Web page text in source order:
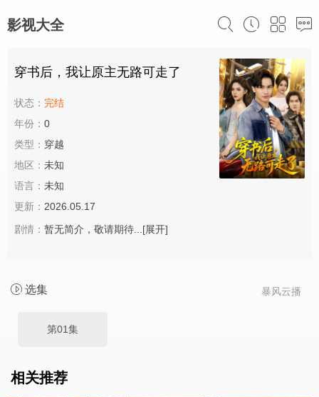
影视大全
穿书后，我让原主无路可走了
状态： 完结
年份： 0
类型： 穿越
地区： 未知
语言： 未知
更新： 2026.05.17
剧情： 暂无简介，敬请期待... [展开]
暴风云播
选集
第01集
相关推荐